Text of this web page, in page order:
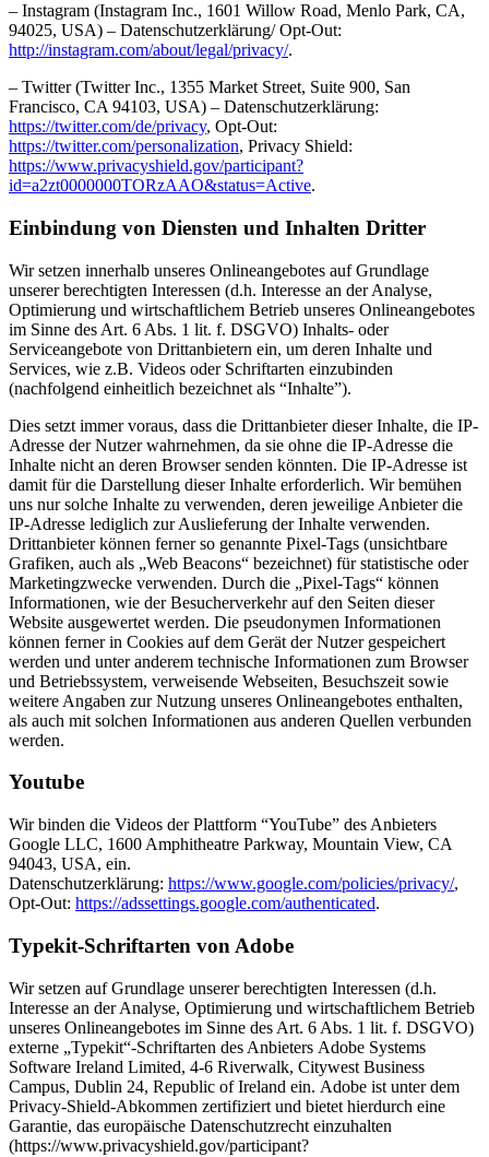
– Instagram (Instagram Inc., 1601 Willow Road, Menlo Park, CA,
94025, USA) – Datenschutzerklärung/ Opt-Out:
http://instagram.com/about/legal/privacy/.
– Twitter (Twitter Inc., 1355 Market Street, Suite 900, San
Francisco, CA 94103, USA) – Datenschutzerklärung:
https://twitter.com/de/privacy, Opt-Out:
https://twitter.com/personalization, Privacy Shield:
https://www.privacyshield.gov/participant?
id=a2zt0000000TORzAAO&status=Active.
Einbindung von Diensten und Inhalten Dritter
Wir setzen innerhalb unseres Onlineangebotes auf Grundlage
unserer berechtigten Interessen (d.h. Interesse an der Analyse,
Optimierung und wirtschaftlichem Betrieb unseres Onlineangebotes
im Sinne des Art. 6 Abs. 1 lit. f. DSGVO) Inhalts- oder
Serviceangebote von Drittanbietern ein, um deren Inhalte und
Services, wie z.B. Videos oder Schriftarten einzubinden
(nachfolgend einheitlich bezeichnet als “Inhalte”).
Dies setzt immer voraus, dass die Drittanbieter dieser Inhalte, die IP-
Adresse der Nutzer wahrnehmen, da sie ohne die IP-Adresse die
Inhalte nicht an deren Browser senden könnten. Die IP-Adresse ist
damit für die Darstellung dieser Inhalte erforderlich. Wir bemühen
uns nur solche Inhalte zu verwenden, deren jeweilige Anbieter die
IP-Adresse lediglich zur Auslieferung der Inhalte verwenden.
Drittanbieter können ferner so genannte Pixel-Tags (unsichtbare
Grafiken, auch als „Web Beacons“ bezeichnet) für statistische oder
Marketingzwecke verwenden. Durch die „Pixel-Tags“ können
Informationen, wie der Besucherverkehr auf den Seiten dieser
Website ausgewertet werden. Die pseudonymen Informationen
können ferner in Cookies auf dem Gerät der Nutzer gespeichert
werden und unter anderem technische Informationen zum Browser
und Betriebssystem, verweisende Webseiten, Besuchszeit sowie
weitere Angaben zur Nutzung unseres Onlineangebotes enthalten,
als auch mit solchen Informationen aus anderen Quellen verbunden
werden.
Youtube
Wir binden die Videos der Plattform “YouTube” des Anbieters
Google LLC, 1600 Amphitheatre Parkway, Mountain View, CA
94043, USA, ein.
Datenschutzerklärung: https://www.google.com/policies/privacy/,
Opt-Out: https://adssettings.google.com/authenticated.
Typekit-Schriftarten von Adobe
Wir setzen auf Grundlage unserer berechtigten Interessen (d.h.
Interesse an der Analyse, Optimierung und wirtschaftlichem Betrieb
unseres Onlineangebotes im Sinne des Art. 6 Abs. 1 lit. f. DSGVO)
externe „Typekit“-Schriftarten des Anbieters Adobe Systems
Software Ireland Limited, 4-6 Riverwalk, Citywest Business
Campus, Dublin 24, Republic of Ireland ein. Adobe ist unter dem
Privacy-Shield-Abkommen zertifiziert und bietet hierdurch eine
Garantie, das europäische Datenschutzrecht einzuhalten
(https://www.privacyshield.gov/participant?